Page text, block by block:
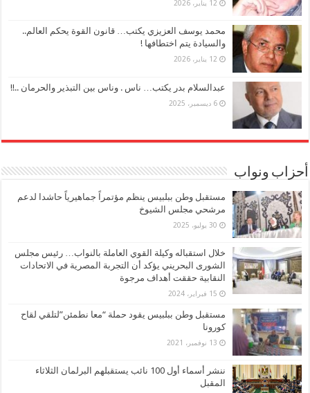
12 يناير، 2026
محمد يوسف العزيزي يكتب… قانون القوة يحكم العالم..
والسيادة يتم اختطافها !
12 يناير، 2026
عبدالسلام بدر يكتب… ناس . وناس بين التبذير والحرمان ..!!
6 ديسمبر، 2025
أحزاب ونواب
مستقبل وطن ببلبيس ينظم مؤتمراً جماهيرياً حاشدا لدعم
مرشحي مجلس الشيوخ
30 يوليو، 2025
خلال استقباله وكيلة القوي العاملة بالنواب… رئيس مجلس
الشورى البحريني يؤكد أن التجربة المصرية في الاتحادات
النقابية حققت أهداف مرجوة
15 فبراير، 2024
مستقبل وطن ببلبيس يقود حملة “معا نطمئن”لتلقي لقاح
كورونا
13 نوفمبر، 2021
ننشر أسماء أول 100 نائب يستقبلهم البرلمان الثلاثاء
المقبل